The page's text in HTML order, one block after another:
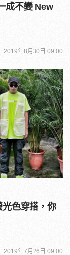
成不變 New
2019年8月30日 09:00
光色穿搭，你
2019年7月26日 09:00